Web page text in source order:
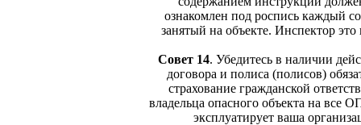
ознакомлен под роспись каждый
занятый на объекте. Инспектор это
Совет 14. Убедитесь в наличии
договора и полиса (полисов)
страхование гражданской
владельца опасного объекта на все
эксплуатирует ваша